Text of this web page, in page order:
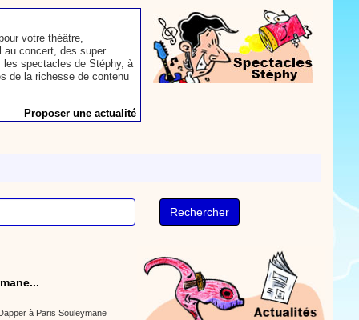
votre théâtre,
au concert, des super
spectacles de Stéphy, à
de la richesse de contenu
Proposer une actualité
autre animation.
et des mots pour un
Proposer une actualité
le repas, voici une
Tchique tchique, tchique
Une animation de la
à Paris Souleymane